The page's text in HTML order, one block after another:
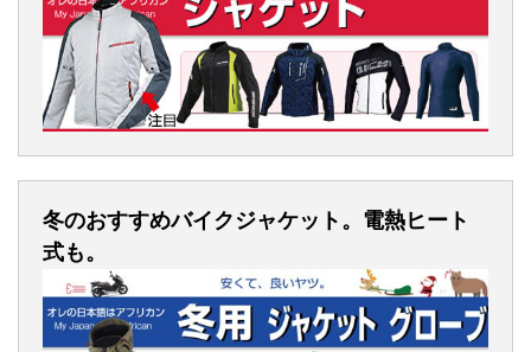
冬のおすすめバイクジャケット。電熱ヒート
式も。